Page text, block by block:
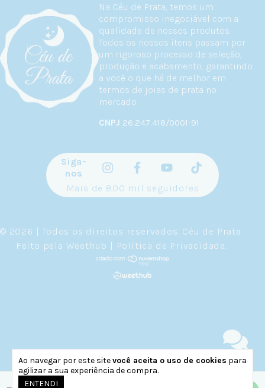
Ao navegar por este sitevocê aceita o uso de cookies para
agilizar a sua experiência de compra.
ENTENDI
Na Céu de Prata, temos um
compromisso inegociável com a
qualidade de nossos produtos.
Todos os nossos itens passam por
um rigoroso processo de seleção,
produção e acabamento, garantindo
a você o que há de melhor em
termos de joias de prata no
mercado.
CNPJ 26.247.418/0001-91
Siga-
nos
Mais de 800 mil seguidores
© 2026 | Todos os direitos reservados. Céu de Prata
Feito pela Weethub | Política de Privacidade